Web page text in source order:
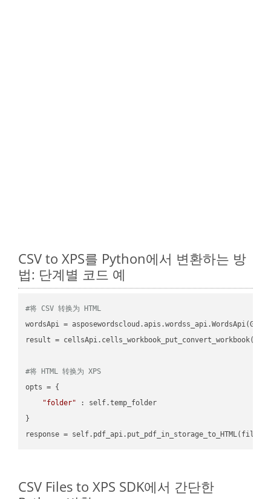
CSV to XPS를 Python에서 변환하는 방
법: 단계별 코드 예
#将 CSV 转换为 HTML
wordsApi =
result =
#将 HTML 转换为 XPS
opts = {
"folder" : self.temp_folder
}
CSV Files to XPS SDK에서 간단한